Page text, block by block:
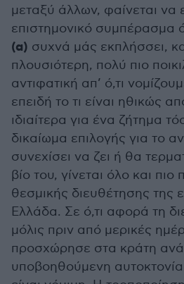
μεταξύ άλλων, φαίνεται να
επιστημονικό συμπέρασμα
(α) συχνά μάς εκπλήσσει,
πλουσιότερη, πολύ πιο
αντιφατική απ’ ό,τι
επειδή το τι είναι ηθικώς
ιδιαίτερα για ένα ζήτημα
δικαίωμα επιλογής για το
συνεχίσει να ζει ή θα
βίο του, γίνεται όλο και πιο
θεσμικής διευθέτησης της
Ελλάδα. Σε ό,τι αφορά τη
μόλις πριν από μερικές
προσχώρησε στα κράτη
υποβοηθούμενη